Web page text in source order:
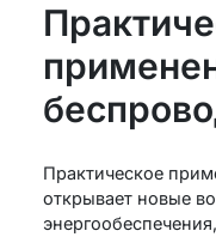
Практическое
открывает новые